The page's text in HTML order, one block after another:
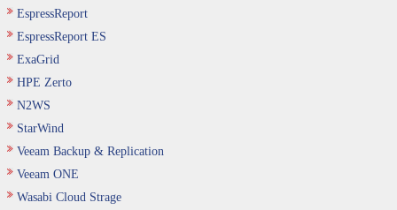
EspressReport
EspressReport ES
ExaGrid
HPE Zerto
N2WS
StarWind
Veeam Backup & Replication
Veeam ONE
Wasabi Cloud Strage